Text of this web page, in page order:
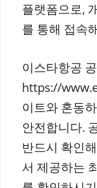
플랫폼으로,
를 통해 접속
이스타항공
https://
이트와 혼동
안전합니다.
반드시 확인
서 제공하는